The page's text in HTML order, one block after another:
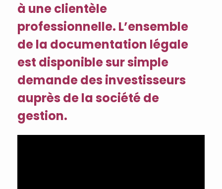
à une clientèle
professionnelle. L’ensemble
de la documentation légale
est disponible sur simple
demande des investisseurs
auprès de la société de
gestion.